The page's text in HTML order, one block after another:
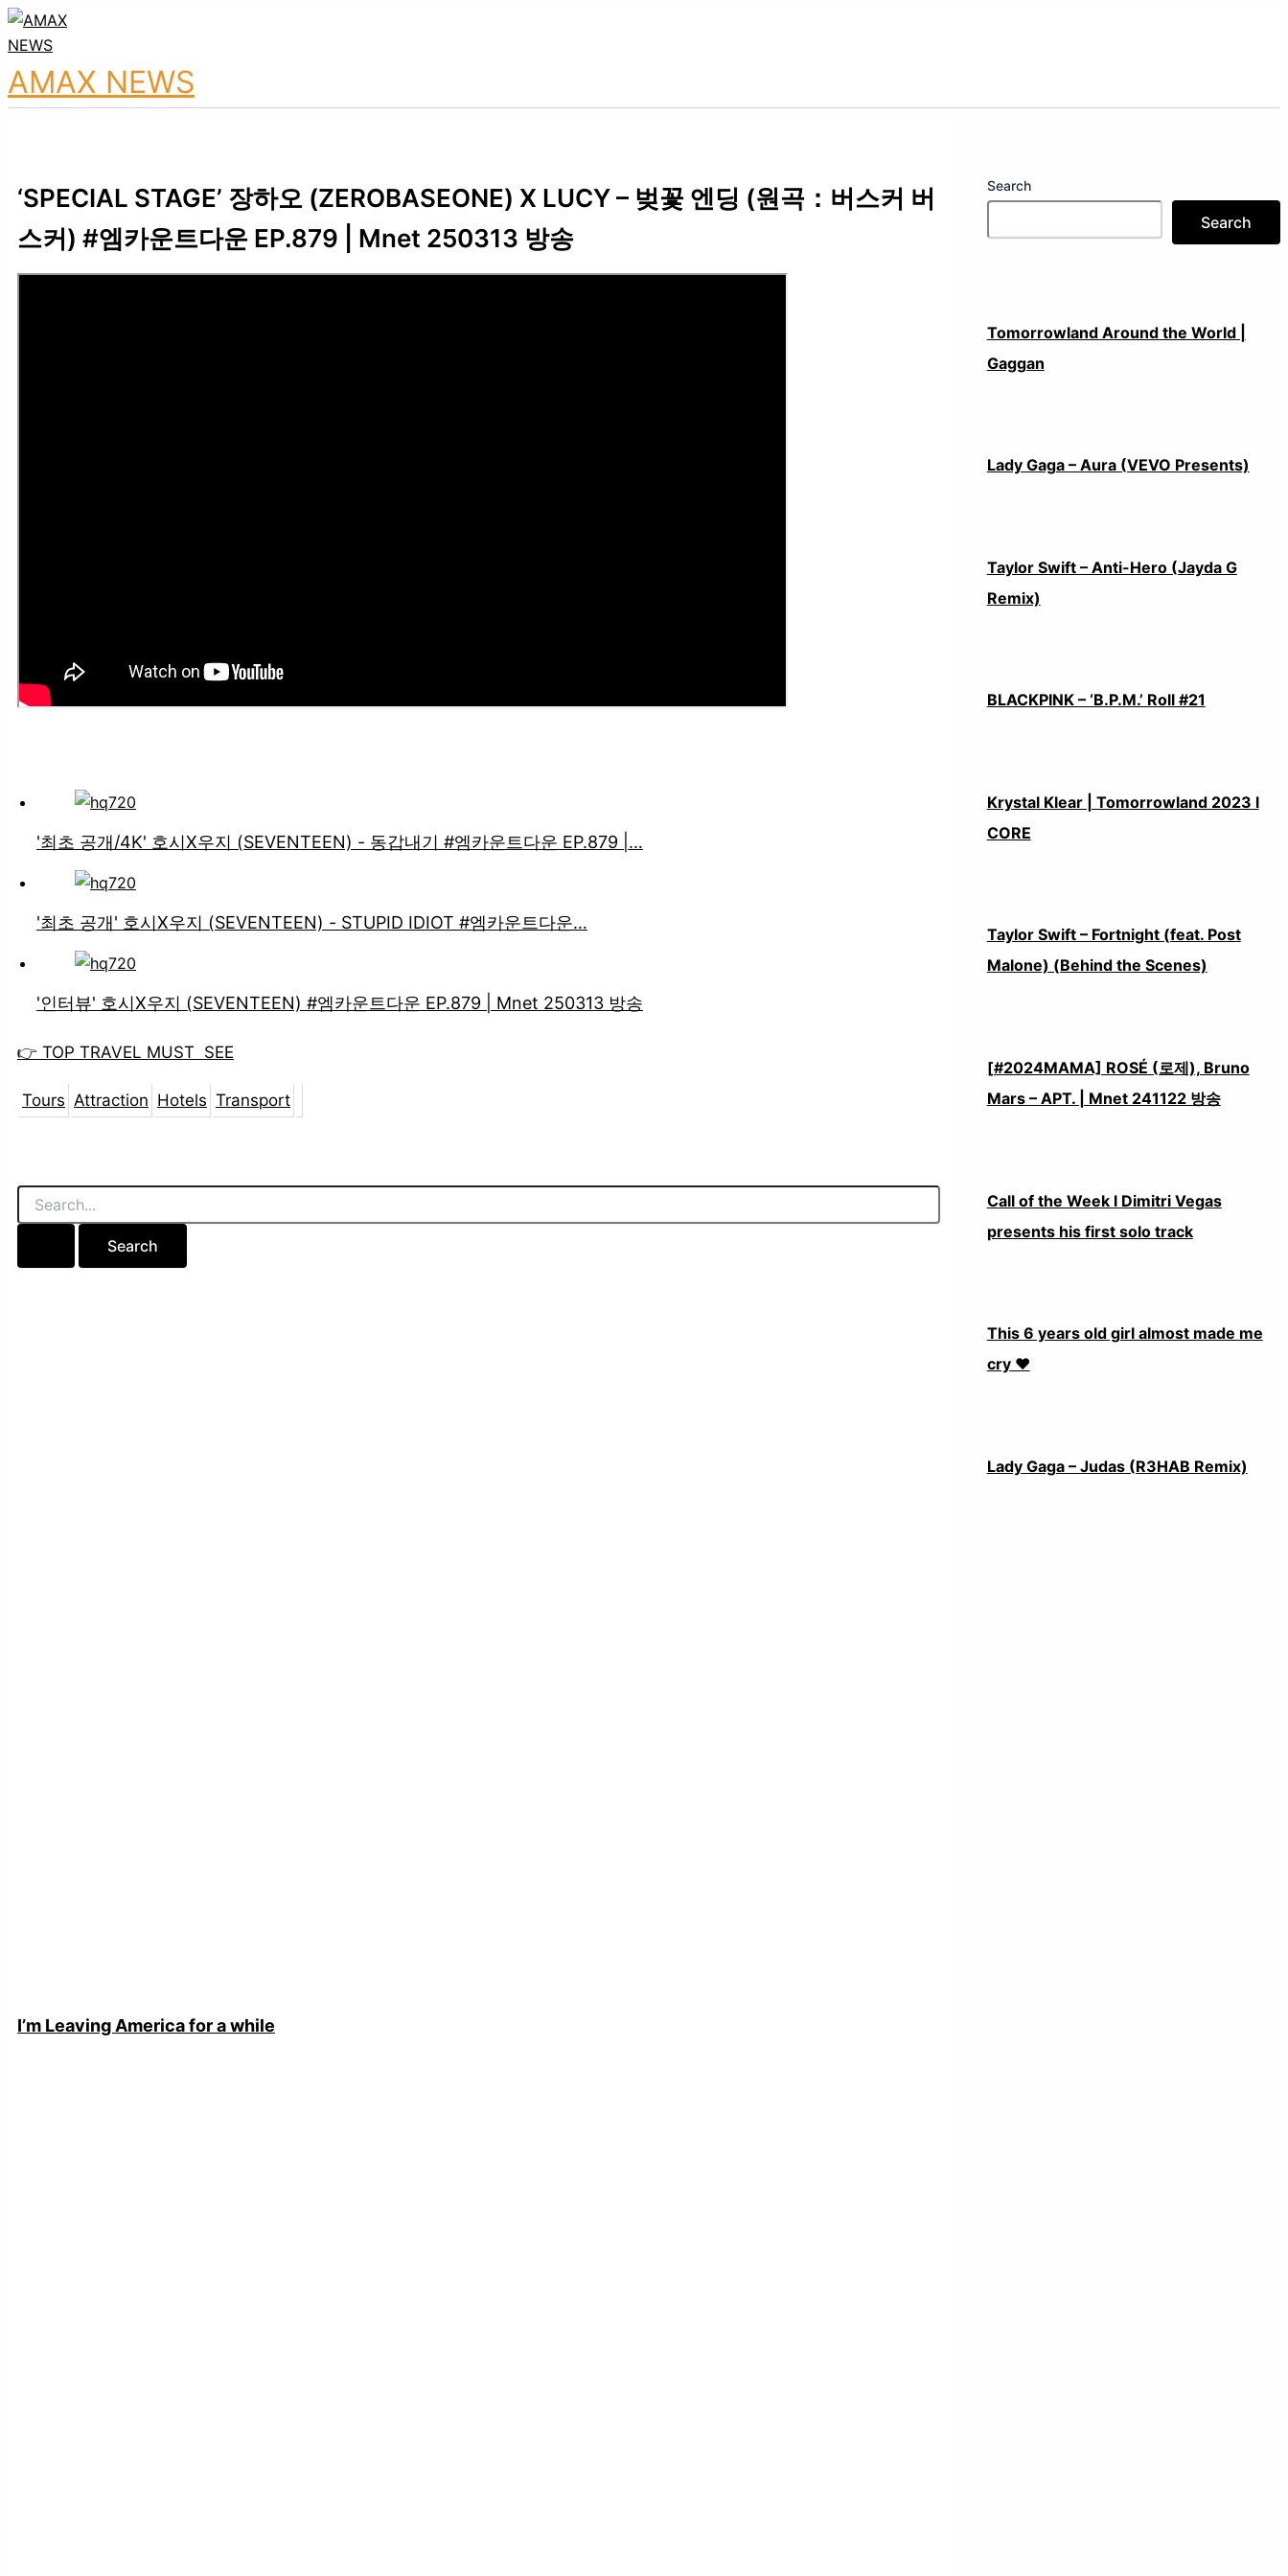
Skip
to
content
AMAX NEWS
‘SPECIAL STAGE’ 장하오 (ZEROBASEONE) X LUCY – 벚꽃 엔딩 (원곡：버스커 버
스커) #엠카운트다운 EP.879 | Mnet 250313 방송
'최초 공개/4K' 호시X우지 (SEVENTEEN) - 동갑내기 #엠카운트다운 EP.879 |…
'최초 공개' 호시X우지 (SEVENTEEN) - STUPID IDIOT #엠카운트다운…
'인터뷰' 호시X우지 (SEVENTEEN) #엠카운트다운 EP.879 | Mnet 250313 방송
👉 TOP TRAVEL MUST SEE
Tours Attraction Hotels Transport
Search
for:
I’m Leaving America for a while
Search
Search
Tomorrowland Around the World |
Gaggan
Lady Gaga – Aura (VEVO Presents)
Taylor Swift – Anti-Hero (Jayda G
Remix)
BLACKPINK – ‘B.P.M.’ Roll #21
Krystal Klear | Tomorrowland 2023 l
CORE
Taylor Swift – Fortnight (feat. Post
Malone) (Behind the Scenes)
[#2024MAMA] ROSÉ (로제), Bruno
Mars – APT. | Mnet 241122 방송
Call of the Week l Dimitri Vegas
presents his first solo track
This 6 years old girl almost made me
cry ❤️
Lady Gaga – Judas (R3HAB Remix)